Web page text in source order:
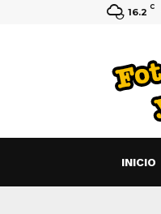
16.2 C
INICIO